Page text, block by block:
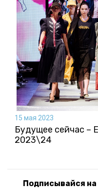
15 мая 2023
Будущее сейчас –
2023\24
Подписывайся на